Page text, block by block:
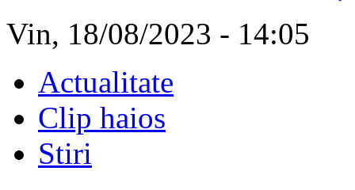
Vin, 18/08/2023 - 14:05
Actualitate
Clip haios
Stiri